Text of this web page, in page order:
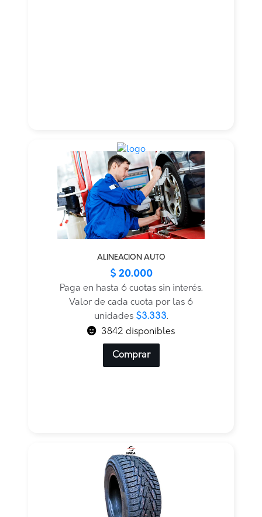
ALINEACIÓN AUTO
$ 20.000
Paga en hasta 6 cuotas sin interés.
Valor de cada cuota por las 6
unidades $3.333.
3842 disponibles
Comprar